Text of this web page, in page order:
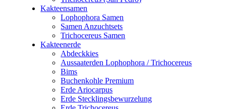
Kakteensamen
Lophophora Samen
Samen Anzuchtsets
Trichocereus Samen
Kakteenerde
Abdeckkies
Aussaaterden Lophophora / Trichocereus
Bims
Buchenkohle Premium
Erde Ariocarpus
Erde Stecklingsbewurzelung